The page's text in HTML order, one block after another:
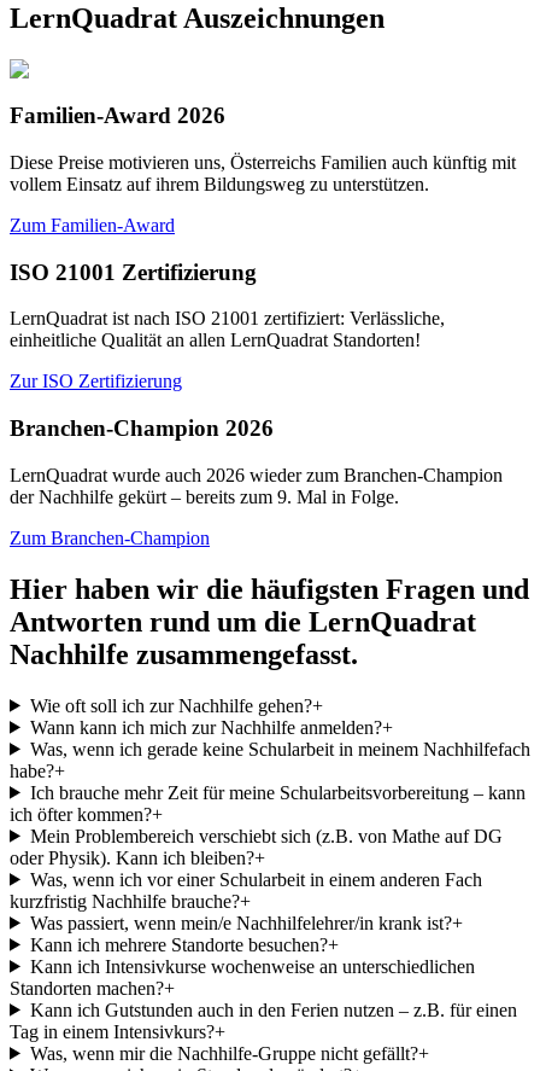
LernQuadrat Auszeichnungen
Familien-Award 2026
Diese Preise motivieren uns, Österreichs Familien auch künftig mit
vollem Einsatz auf ihrem Bildungsweg zu unterstützen.
Zum Familien-Award
ISO 21001 Zertifizierung
LernQuadrat ist nach ISO 21001 zertifiziert: Verlässliche,
einheitliche Qualität an allen LernQuadrat Standorten!
Zur ISO Zertifizierung
Branchen-Champion 2026
LernQuadrat wurde auch 2026 wieder zum Branchen-Champion
der Nachhilfe gekürt – bereits zum 9. Mal in Folge.
Zum Branchen-Champion
Hier haben wir die häufigsten Fragen und
Antworten rund um die LernQuadrat
Nachhilfe zusammengefasst.
Wie oft soll ich zur Nachhilfe gehen?+
Wann kann ich mich zur Nachhilfe anmelden?+
Was, wenn ich gerade keine Schularbeit in meinem Nachhilfefach
habe?+
Ich brauche mehr Zeit für meine Schularbeitsvorbereitung – kann
ich öfter kommen?+
Mein Problembereich verschiebt sich (z.B. von Mathe auf DG
oder Physik). Kann ich bleiben?+
Was, wenn ich vor einer Schularbeit in einem anderen Fach
kurzfristig Nachhilfe brauche?+
Was passiert, wenn mein/e Nachhilfelehrer/in krank ist?+
Kann ich mehrere Standorte besuchen?+
Kann ich Intensivkurse wochenweise an unterschiedlichen
Standorten machen?+
Kann ich Gutstunden auch in den Ferien nutzen – z.B. für einen
Tag in einem Intensivkurs?+
Was, wenn mir die Nachhilfe-Gruppe nicht gefällt?+